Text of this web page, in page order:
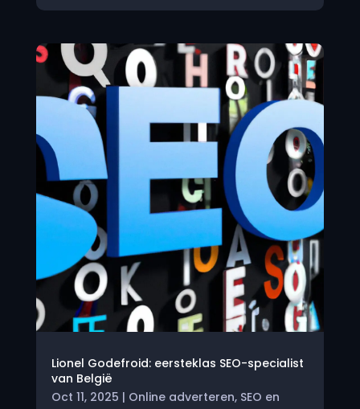
Lionel Godefroid: eersteklas SEO-specialist
van België
Oct 11, 2025 | Online adverteren, SEO en